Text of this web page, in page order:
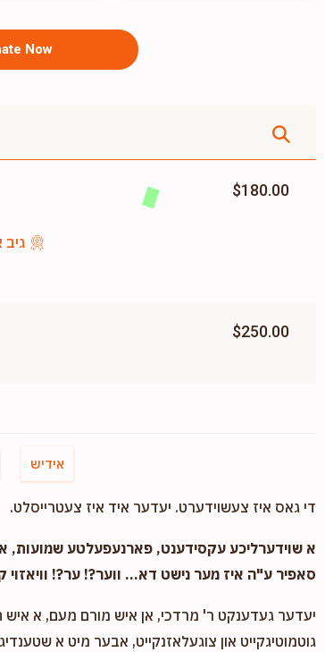
Now
$180.00
גיב
$250.00
אידיש
די גאס איז צעשוידערט. יעדער איד איז צעטרייסלט.
א שוידערליכע עקסידענט, פארנעפעלטע שמועות,
סאפיר ע"ה איז מער נישט דא... ווער?! ער?! וויאזוי
יעדער געדענקט ר' מרדכי, אן איש מורם מעם, א איש
גוטמוטיגקייט און צוגעלאזנקייט, אבער מיט א